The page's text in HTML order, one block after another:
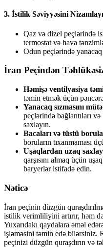
3. İstilik Səviyyəsini
Qaz və dizel peçlərində
termostat və hava
Odun peçlərində yanacaq
İran Peçindən
Həmişə ventilyasiya
təmin etmək üçün
Yanacaq sızmasını
peçlərində bağlantıları və
saxlayın.
Bacaları və tüstü
boruların tıxanmaması
Uşaqlardan uzaq
qarşısını almaq üçün
baryerlər istifadə edin.
Nəticə
İran peçinin düzgün
istilik verimliliyini artırır, həm
Yuxarıdakı qaydalara əməl
işləməsini təmin edə bilərsiniz.
peçinizi düzgün quraşdırın və